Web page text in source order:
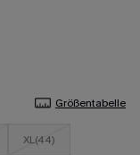
Größentabelle
XL(44)